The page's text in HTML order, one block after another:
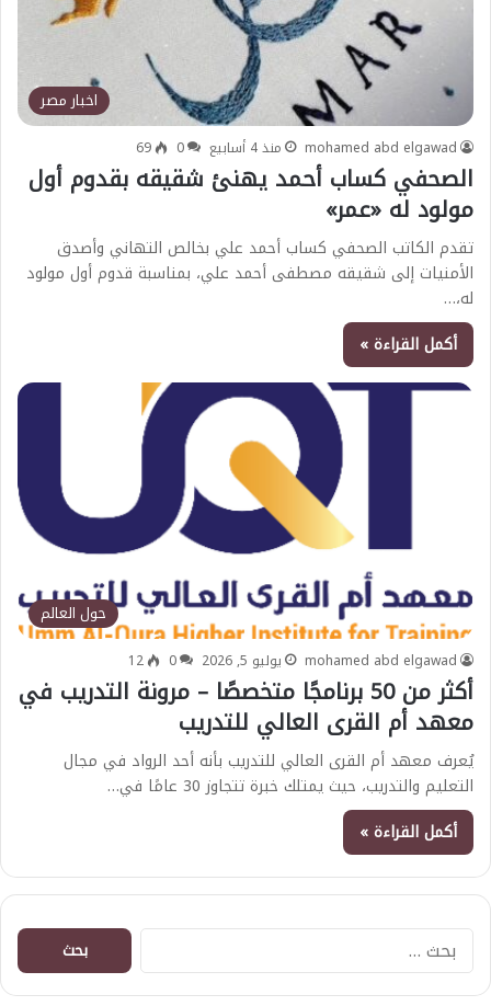
اخبار مصر
mohamed abd elgawad منذ 4 أسابيع 0
69
الصحفي كساب أحمد يهنئ شقيقه بقدوم أول
مولود له «عمر»
تقدم الكاتب الصحفي كساب أحمد علي بخالص التهاني وأصدق
الأمنيات إلى شقيقه مصطفى أحمد علي، بمناسبة قدوم أول مولود
له،…
أكمل القراءة »
حول العالم
mohamed abd elgawad يوليو 5, 2026 0
12
أكثر من 50 برنامجًا متخصصًا – مرونة التدريب في
معهد أم القرى العالي للتدريب
يُعرف معهد أم القرى العالي للتدريب بأنه أحد الرواد في مجال
التعليم والتدريب، حيث يمتلك خبرة تتجاوز 30 عامًا في…
أكمل القراءة »
البحث
عن: